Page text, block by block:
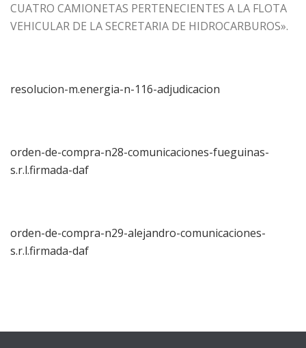
CUATRO CAMIONETAS PERTENECIENTES A LA FLOTA
VEHICULAR DE LA SECRETARIA DE HIDROCARBUROS».
resolucion-m.energia-n-116-adjudicacion
orden-de-compra-n28-comunicaciones-fueguinas-
s.r.l.firmada-daf
orden-de-compra-n29-alejandro-comunicaciones-
s.r.l.firmada-daf